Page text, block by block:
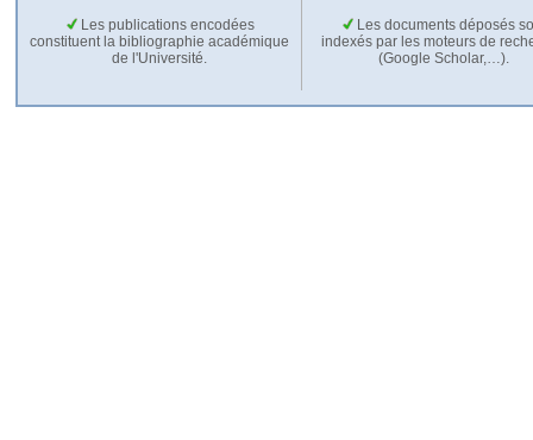
Les publications encodées
constituent la bibliographie académique
de l'Université.
Les documents déposés
indexés par les moteurs de
(Google Scholar,…).